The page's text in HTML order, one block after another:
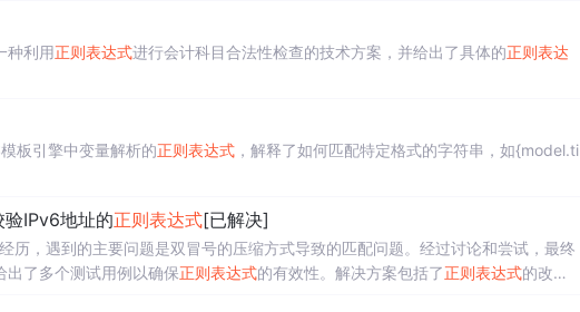
种利用正则表达式进行会计科目合法性检查的技术方案，并给出了具体的正则表达
板引擎中变量解析的正则表达式，解释了如何匹配特定格式的字符串，如{model.ti
验IPv6地址的正则表达式[已解决]
历，遇到的主要问题是双冒号的压缩方式导致的匹配问题。经过讨论和尝试，最终
出了多个测试用例以确保正则表达式的有效性。解决方案包括了正则表达式的改进